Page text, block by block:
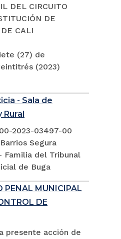
DEL CIRCUITO
DE
CALI
(27) de
(2023)
- Sala de
Rural
2023-03497-00
Segura
Familia del Tribunal
de Buga
PENAL MUNICIPAL
DE
presente acción de